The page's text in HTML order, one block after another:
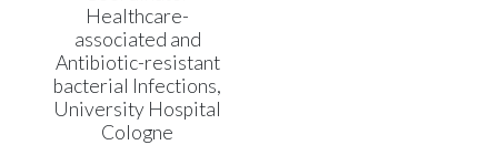
Healthcare-
associated and
Antibiotic-resistant
bacterial Infections,
University Hospital
Cologne